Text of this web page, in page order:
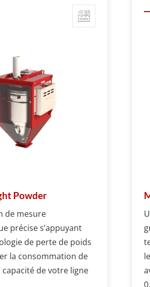
Powder
de mesure
précise s’appuyant
de perte de poids
la consommation de
de votre ligne